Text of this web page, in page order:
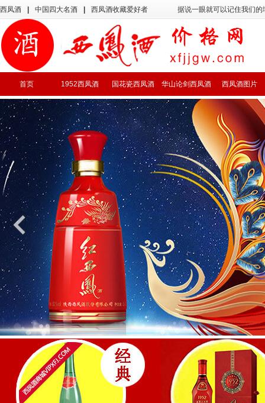
西凤酒 中国四大名酒 西凤酒收藏爱好者 据说一眼就可以记住我们
首页 1952西凤酒 国花瓷西凤酒 华山论剑西凤酒 西凤酒图片